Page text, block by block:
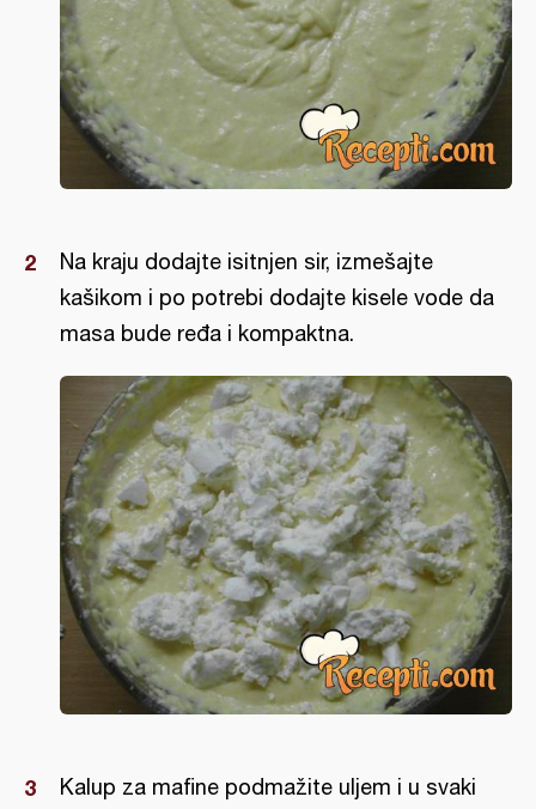
Na kraju dodajte isitnjen sir, izmešajte
kašikom i po potrebi dodajte kisele vode da
masa bude ređa i kompaktna.
Kalup za mafine podmažite uljem i u svaki